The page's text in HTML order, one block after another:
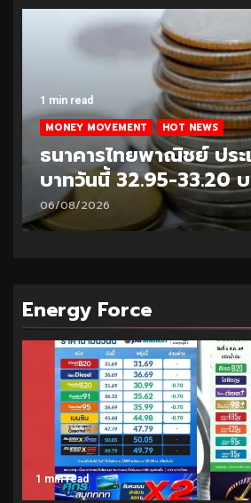
1 min read
MONEY MOVEMENT HOT NEWS
ธนาคารไทยพาณิชย์ ประ
บาทวันนี้ 33.10-33.35
05/08/2026
Energy Force
1 min read